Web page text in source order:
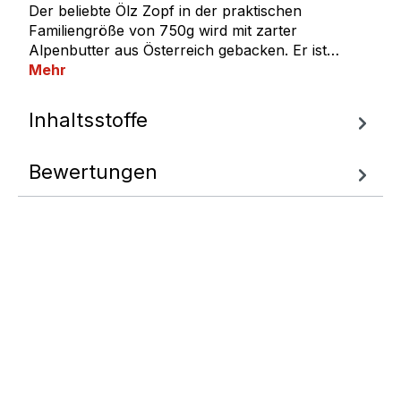
Der beliebte Ölz Zopf in der praktischen
Familiengröße von 750g wird mit zarter
Alpenbutter aus Österreich gebacken. Er ist…
Mehr
Inhaltsstoffe
Bewertungen